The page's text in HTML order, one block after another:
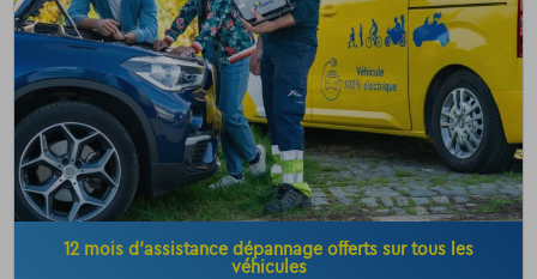
12 mois d’assistance dépannage offerts sur tous les
véhicules